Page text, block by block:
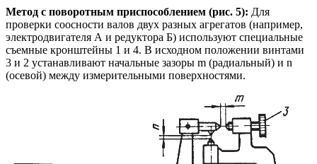
Метод с поворотным приспособлением (рис. 5): Для
проверки соосности валов двух разных агрегатов (например,
электродвигателя А и редуктора Б) используют специальные
съемные кронштейны 1 и 4. В исходном положении винтами
3 и 2 устанавливают начальные зазоры m (радиальный) и n
(осевой) между измерительными поверхностями.